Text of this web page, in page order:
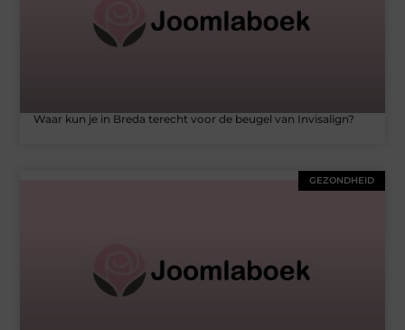
Waar kun je in Breda terecht voor de beugel van Invisalign?
GEZONDHEID